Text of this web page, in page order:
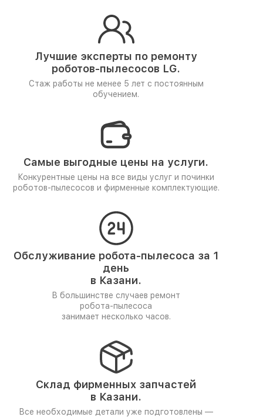
Лучшие эксперты по ремонту
роботов-пылесосов LG.
Стаж работы не менее 5 лет с постоянным
обучением.
Самые выгодные цены на услуги.
Конкурентные цены на все виды услуг и починки
роботов-пылесосов и фирменные комплектующие.
Обслуживание робота-пылесоса за 1
день
в Казани.
В большинстве случаев ремонт
робота-пылесоса
занимает несколько часов.
Склад фирменных запчастей
в Казани.
Все необходимые детали уже подготовлены —